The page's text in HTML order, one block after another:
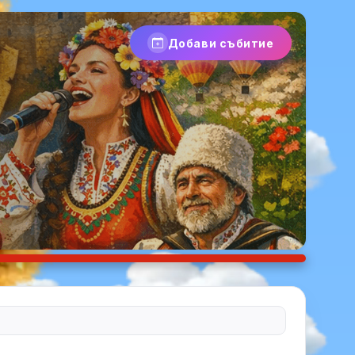
Добави събитие